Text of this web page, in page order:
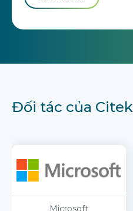
Đối tác của Citek